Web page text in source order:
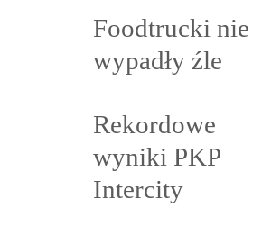
Foodtrucki nie
wypadły źle
Rekordowe
wyniki PKP
Intercity